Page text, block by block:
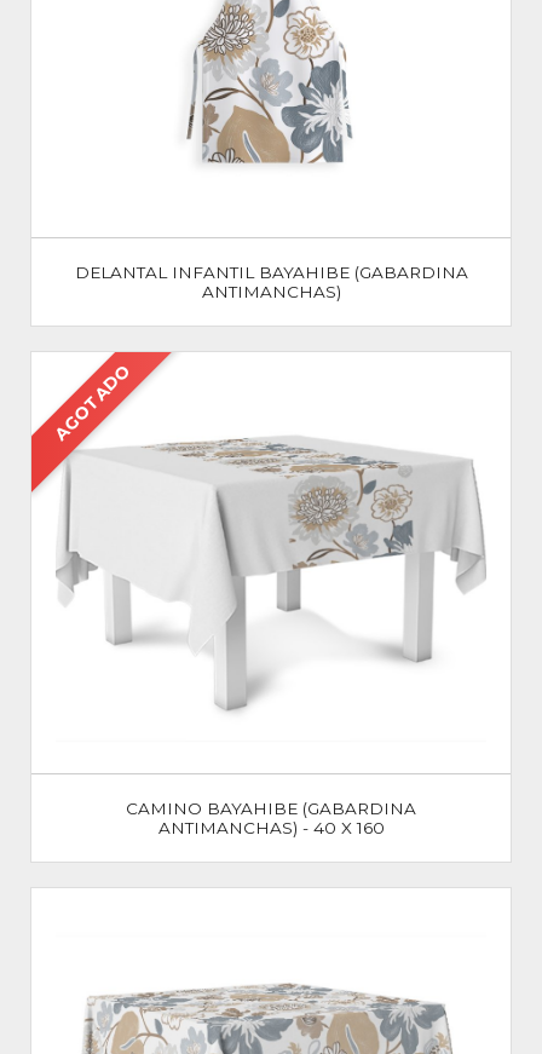
DELANTAL INFANTIL BAYAHIBE (GABARDINA
ANTIMANCHAS)
AGOTADO
CAMINO BAYAHIBE (GABARDINA
ANTIMANCHAS) - 40 X 160